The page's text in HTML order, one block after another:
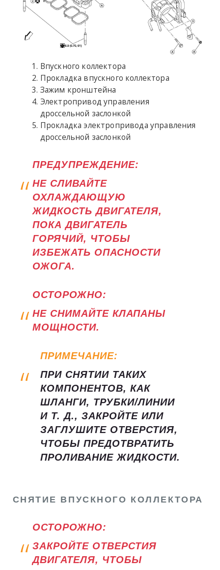
Впускного коллектора
Прокладка впускного коллектора
Зажим кронштейна
Электропривод управления
дроссельной заслонкой
Прокладка электропривода управления
дроссельной заслонкой
ПРЕДУПРЕЖДЕНИЕ:
НЕ СЛИВАЙТЕ
ОХЛАЖДАЮЩУЮ
ЖИДКОСТЬ ДВИГАТЕЛЯ,
ПОКА ДВИГАТЕЛЬ
ГОРЯЧИЙ, ЧТОБЫ
ИЗБЕЖАТЬ ОПАСНОСТИ
ОЖОГА.
ОСТОРОЖНО:
НЕ СНИМАЙТЕ КЛАПАНЫ
МОЩНОСТИ.
ПРИМЕЧАНИЕ:
ПРИ СНЯТИИ ТАКИХ
КОМПОНЕНТОВ, КАК
ШЛАНГИ, ТРУБКИ/ЛИНИИ
И Т. Д., ЗАКРОЙТЕ ИЛИ
ЗАГЛУШИТЕ ОТВЕРСТИЯ,
ЧТОБЫ ПРЕДОТВРАТИТЬ
ПРОЛИВАНИЕ ЖИДКОСТИ.
СНЯТИЕ ВПУСКНОГО КОЛЛЕКТОРА
ОСТОРОЖНО:
ЗАКРОЙТЕ ОТВЕРСТИЯ
ДВИГАТЕЛЯ, ЧТОБЫ